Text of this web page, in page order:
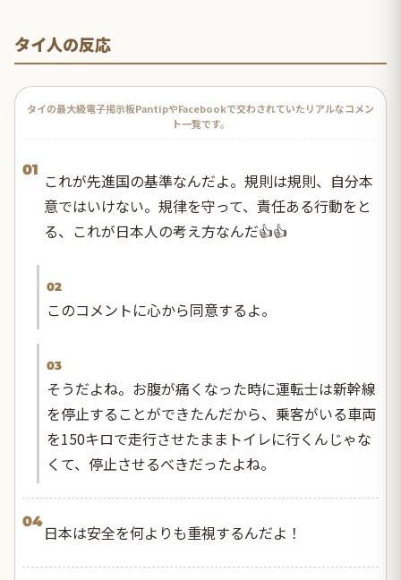
タイ人の反応
タイの最大級電子掲示板PantipやFacebookで交わされていたリアルなコメン
ト一覧です。
01
これが先進国の基準なんだよ。規則は規則、自分本
意ではいけない。規律を守って、責任ある行動をと
る、これが日本人の考え方なんだ👍👍
02
このコメントに心から同意するよ。
03
そうだよね。お腹が痛くなった時に運転士は新幹線
を停止することができたんだから、乗客がいる車両
を150キロで走行させたままトイレに行くんじゃな
くて、停止させるべきだったよね。
04
日本は安全を何よりも重視するんだよ！